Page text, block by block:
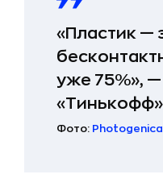
«Пластик —
уже 75%»,
Фото: Photogenica